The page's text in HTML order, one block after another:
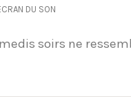
DU SON
soirs ne